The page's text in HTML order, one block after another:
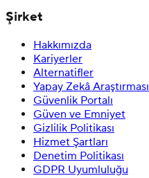
Şirket
Hakkımızda
Kariyerler
Alternatifler
Yapay Zekâ Araştırması
Güvenlik Portalı
Güven ve Emniyet
Gizlilik Politikası
Hizmet Şartları
Denetim Politikası
GDPR Uyumluluğu